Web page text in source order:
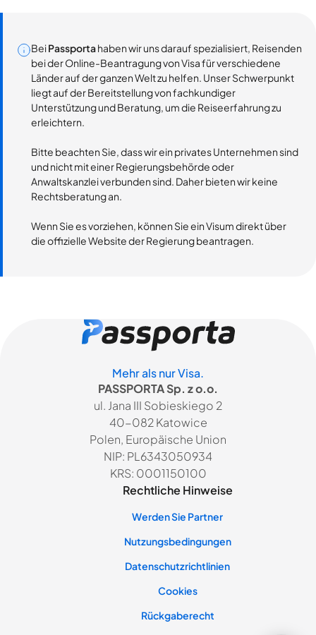
BeiPassportahaben wir uns darauf spezialisiert, Reisenden
bei der Online-Beantragung von Visa für verschiedene
Länder auf der ganzen Welt zu helfen. Unser Schwerpunkt
liegt auf der Bereitstellung von fachkundiger
Unterstützung und Beratung, um die Reiseerfahrung zu
erleichtern.
Bitte beachten Sie, dass wir ein privates Unternehmen sind
und nicht mit einer Regierungsbehörde oder
Anwaltskanzlei verbunden sind. Daher bieten wir keine
Rechtsberatung an.
Wenn Sie es vorziehen, können Sie ein Visum direkt über
die offizielle Website der Regierung beantragen.
Mehr als nur Visa.
PASSPORTA Sp. z o.o.
ul. Jana III Sobieskiego 2
40-082 Katowice
Polen, Europäische Union
NIP: PL6343050934
KRS: 0001150100
Rechtliche Hinweise
Werden Sie Partner
Nutzungsbedingungen
Datenschutzrichtlinien
Cookies
Rückgaberecht